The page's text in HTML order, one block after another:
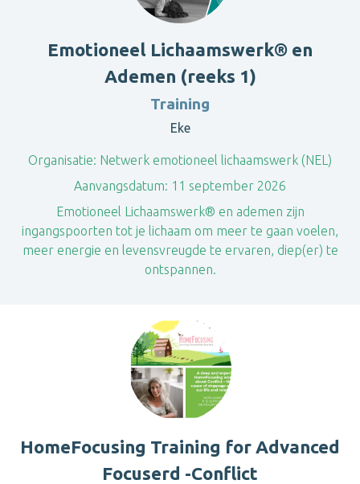
Emotioneel Lichaamswerk® en
Ademen (reeks 1)
Training
Eke
Organisatie: Netwerk emotioneel lichaamswerk (NEL)
Aanvangsdatum: 11 september 2026
Emotioneel Lichaamswerk® en ademen zijn
ingangspoorten tot je lichaam om meer te gaan voelen,
meer energie en levensvreugde te ervaren, diep(er) te
ontspannen.
HomeFocusing Training for Advanced
Focuserd -Conflict